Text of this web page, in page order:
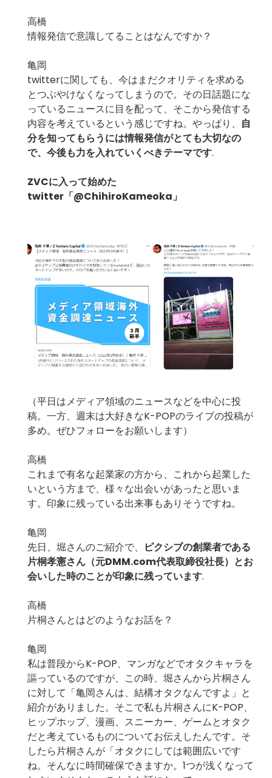
高橋
情報発信で意識してることはなんですか？
亀岡
twitterに関しても、今はまだクオリティを求める
とつぶやけなくなってしまうので。その日話題にな
っているニュースに目を配って、そこから発信する
内容を考えているという感じですね。やっぱり、 自
分を知ってもらうには情報発信がとても大切なの
で、今後も力を入れていくべきテーマです.
ZVCに入って始めた
twitter「@ChihiroKameoka」
（平日はメディア領域のニュースなどを中心に投
稿。一方、週末は大好きなK-POPのライブの投稿が
多め。ぜひフォローをお願いします）
高橋
これまで有名な起業家の方から、これから起業した
いという方まで、様々な出会いがあったと思いま
す。印象に残っている出来事もありそうですね。
亀岡
先日、堀さんのご紹介で、
ピクシブの創業者である
片桐孝憲さん（元DMM.com代表取締役社長）とお
会いした時のことが印象に残っています.
高橋
片桐さんとはどのようなお話を？
亀岡
私は普段からK-POP、マンガなどでオタクキャラを
謳っているのですが、この時、堀さんから片桐さん
に対して「亀岡さんは、結構オタクなんですよ」と
紹介がありました。そこで私も片桐さんにK-POP、
ヒップホップ、漫画、スニーカー、ゲームとオタク
だと考えているものについてお伝えしたんです。そ
したら片桐さんが「オタクにしては範囲広いです
ね。そんなに時間確保できますか。1つが浅くなって